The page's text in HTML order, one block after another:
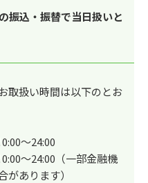
振込・振替で当日扱いと
取扱い時間は以下のとお
～24:00
～24:00（一部金融機
があります）